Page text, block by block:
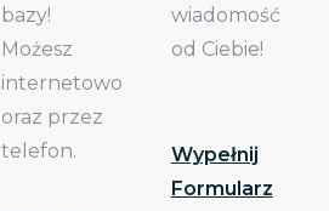
bazy!
Możesz
internetowo
oraz przez
telefon.
wiadomość
od Ciebie!
Wypełnij
Formularz